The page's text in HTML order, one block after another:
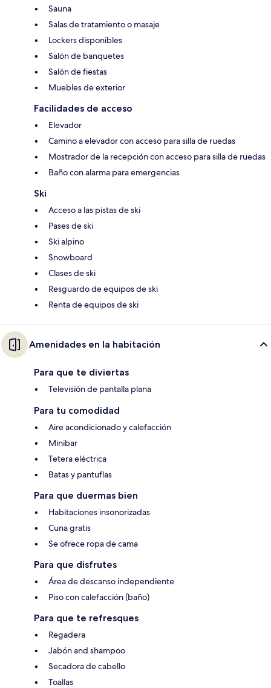
Sauna
Salas de tratamiento o masaje
Lockers disponibles
Salón de banquetes
Salón de fiestas
Muebles de exterior
Facilidades de acceso
Elevador
Camino a elevador con acceso para silla de ruedas
Mostrador de la recepción con acceso para silla de ruedas
Baño con alarma para emergencias
Ski
Acceso a las pistas de ski
Pases de ski
Ski alpino
Snowboard
Clases de ski
Resguardo de equipos de ski
Renta de equipos de ski
Amenidades en la habitación
Para que te diviertas
Televisión de pantalla plana
Para tu comodidad
Aire acondicionado y calefacción
Minibar
Tetera eléctrica
Batas y pantuflas
Para que duermas bien
Habitaciones insonorizadas
Cuna gratis
Se ofrece ropa de cama
Para que disfrutes
Área de descanso independiente
Piso con calefacción (baño)
Para que te refresques
Regadera
Jabón and shampoo
Secadora de cabello
Toallas